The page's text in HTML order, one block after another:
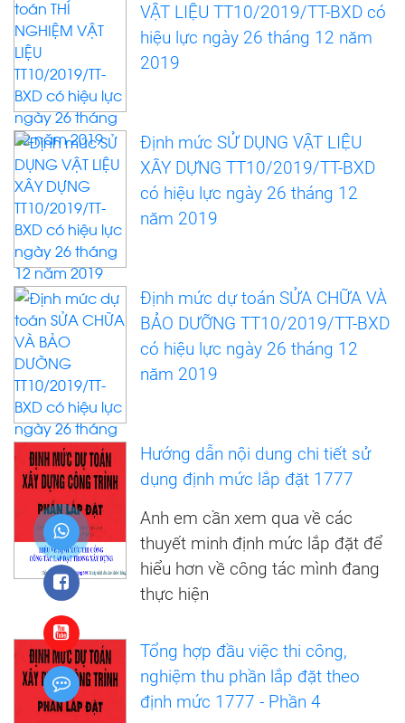
VẬT LIỆU TT10/2019/TT-BXD có
hiệu lực ngày 26 tháng 12 năm
2019
Định mức SỬ DỤNG VẬT LIỆU
XÂY DỰNG TT10/2019/TT-BXD
có hiệu lực ngày 26 tháng 12
năm 2019
Định mức dự toán SỬA CHỮA VÀ
BẢO DƯỠNG TT10/2019/TT-BXD
có hiệu lực ngày 26 tháng 12
năm 2019
Hướng dẫn nội dung chi tiết sử
dụng định mức lắp đặt 1777
Anh em cần xem qua về các
thuyết minh định mức lắp đặt để
hiểu hơn về công tác mình đang
thực hiện
Tổng hợp đầu việc thi công,
nghiệm thu phần lắp đặt theo
định mức 1777 - Phần 4